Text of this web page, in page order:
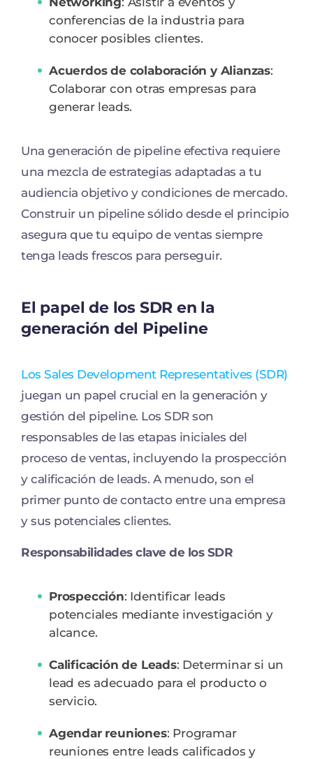
conferencias de la industria para
conocer posibles clientes.
Acuerdos de colaboración y Alianzas:
Colaborar con otras empresas para
generar leads.
Una generación de pipeline efectiva requiere
una mezcla de estrategias adaptadas a tu
audiencia objetivo y condiciones de mercado.
Construir un pipeline sólido desde el principio
asegura que tu equipo de ventas siempre
tenga leads frescos para perseguir.
El papel de los SDR en la
generación del Pipeline
Los Sales Development Representatives (SDR)
juegan un papel crucial en la generación y
gestión del pipeline. Los SDR son
responsables de las etapas iniciales del
proceso de ventas, incluyendo la prospección
y calificación de leads. A menudo, son el
primer punto de contacto entre una empresa
y sus potenciales clientes.
Responsabilidades clave de los SDR
Prospección: Identificar leads
potenciales mediante investigación y
alcance.
Calificación de Leads: Determinar si un
lead es adecuado para el producto o
servicio.
Agendar reuniones: Programar
reuniones entre leads calificados y